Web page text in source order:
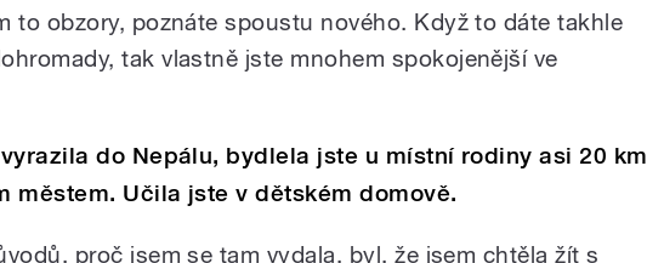
to obzory, poznáte spoustu nového. Když to dáte takhle
tak vlastně jste mnohem spokojenější ve
do Nepálu, bydlela jste u místní rodiny asi 20 km
městem. Učila jste v dětském domově.
proč jsem se tam vydala, byl, že jsem chtěla žít s